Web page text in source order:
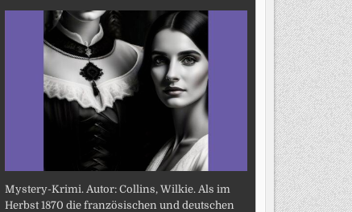
Mystery-Krimi. Autor: Collins, Wilkie. Als im
Herbst 1870 die französischen und deutschen